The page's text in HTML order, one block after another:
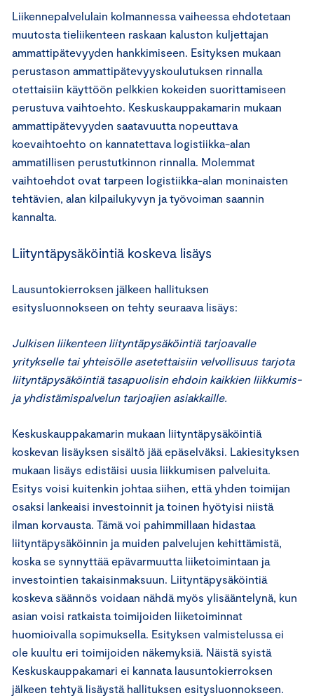
Liikennepalvelulain kolmannessa vaiheessa ehdotetaan
muutosta tieliikenteen raskaan kaluston kuljettajan
ammattipätevyyden hankkimiseen. Esityksen mukaan
perustason ammattipätevyyskoulutuksen rinnalla
otettaisiin käyttöön pelkkien kokeiden suorittamiseen
perustuva vaihtoehto. Keskuskauppakamarin mukaan
ammattipätevyyden saatavuutta nopeuttava
koevaihtoehto on kannatettava logistiikka-alan
ammatillisen perustutkinnon rinnalla. Molemmat
vaihtoehdot ovat tarpeen logistiikka-alan moninaisten
tehtävien, alan kilpailukyvyn ja työvoiman saannin
kannalta.
Liityntäpysäköintiä koskeva lisäys
Lausuntokierroksen jälkeen hallituksen
esitysluonnokseen on tehty seuraava lisäys:
Julkisen liikenteen liityntäpysäköintiä tarjoavalle
yritykselle tai yhteisölle asetettaisiin velvollisuus tarjota
liityntäpysäköintiä tasapuolisin ehdoin kaikkien liikkumis-
ja yhdistämispalvelun tarjoajien asiakkaille.
Keskuskauppakamarin mukaan liityntäpysäköintiä
koskevan lisäyksen sisältö jää epäselväksi. Lakiesityksen
mukaan lisäys edistäisi uusia liikkumisen palveluita.
Esitys voisi kuitenkin johtaa siihen, että yhden toimijan
osaksi lankeaisi investoinnit ja toinen hyötyisi niistä
ilman korvausta. Tämä voi pahimmillaan hidastaa
liityntäpysäköinnin ja muiden palvelujen kehittämistä,
koska se synnyttää epävarmuutta liiketoimintaan ja
investointien takaisinmaksuun. Liityntäpysäköintiä
koskeva säännös voidaan nähdä myös ylisääntelynä, kun
asian voisi ratkaista toimijoiden liiketoiminnat
huomioivalla sopimuksella. Esityksen valmistelussa ei
ole kuultu eri toimijoiden näkemyksiä. Näistä syistä
Keskuskauppakamari ei kannata lausuntokierroksen
jälkeen tehtyä lisäystä hallituksen esitysluonnokseen.